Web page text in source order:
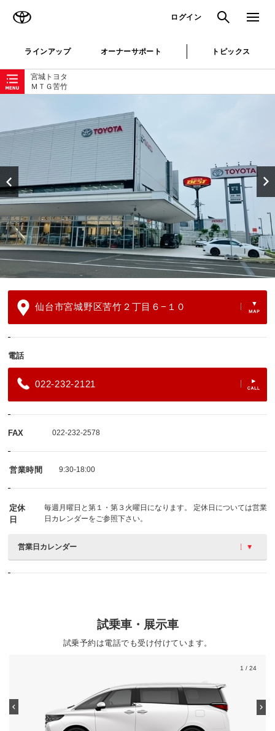
ログイン 検索 メニュ
ラインアップ オーナーサポート トピックス
宮城トヨタ
ＭＴＧ苦竹
ローカルナビゲーション
仙台市宮城野区苦竹２丁目６−１０
電話
022-232-2121
FAX 022-232-2578
営業時間 9:30-18:00
定休
日
毎週月曜日と第１・第３火曜日になります。 定休日については営業
日カレンダーをご参照下さい。
営業日カレンダー
試乗車・展示車
試乗予約は電話でも受け付けています。
1 / 24